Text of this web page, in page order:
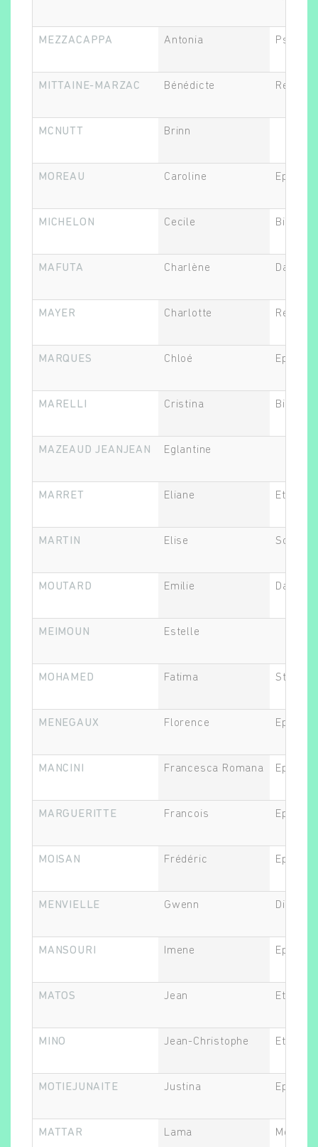
Rechercher
MEZZACAPPA Antonia
MITTAINE-MARZAC Bénédicte
MCNUTT Brinn
MOREAU Caroline
MICHELON Cecile
MAFUTA Charlène Data
MAYER Charlotte
MARQUES Chloé
MARELLI Cristina
MAZEAUD JEANJEAN Eglantine
MARRET Eliane
MARTIN Elise
MOUTARD Emilie Data
MEIMOUN Estelle
MOHAMED Fatima
MENEGAUX Florence
MANCINI Francesca Romana
MARGUERITTE Francois
MOISAN Frédéric
MENVIELLE Gwenn
MANSOURI Imene
MATOS Jean
MINO Jean-Christophe
MOTIEJUNAITE Justina
MATTAR Lama Médecin